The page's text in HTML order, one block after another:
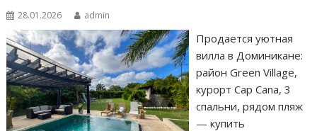
28.01.2026 admin
Продается уютная
вилла в Доминикане:
район Green Village,
курорт Cap Cana, 3
спальни, рядом пляж
— купить